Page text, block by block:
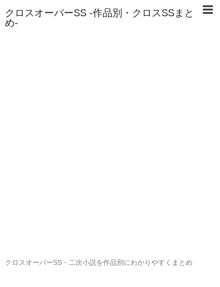
クロスオーバーSS -作品別・クロスSSまと
め-
クロスオーバーSS・二次小説を作品別にわかりやすくまとめ